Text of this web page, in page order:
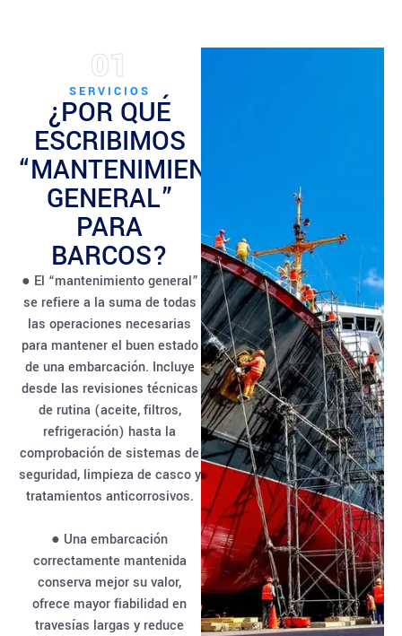
01
SERVICIOS
¿POR QUÉ
ESCRIBIMOS
“MANTENIMIENTO
GENERAL”
PARA
BARCOS?
● El “mantenimiento general”
se refiere a la suma de todas
las operaciones necesarias
para mantener el buen estado
de una embarcación. Incluye
desde las revisiones técnicas
de rutina (aceite, filtros,
refrigeración) hasta la
comprobación de sistemas de
seguridad, limpieza de casco y
tratamientos anticorrosivos.
● Una embarcación
correctamente mantenida
conserva mejor su valor,
ofrece mayor fiabilidad en
travesías largas y reduce